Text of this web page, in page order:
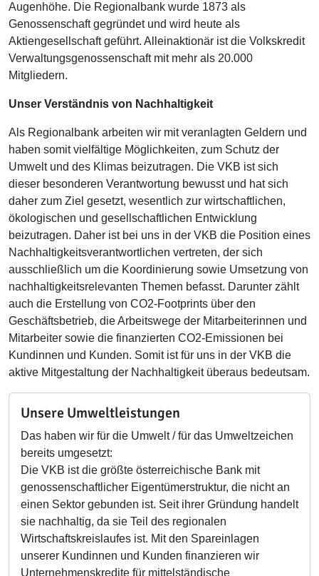
Augenhöhe. Die Regionalbank wurde 1873 als
Genossenschaft gegründet und wird heute als
Aktiengesellschaft geführt. Alleinaktionär ist die Volkskredit
Verwaltungsgenossenschaft mit mehr als 20.000
Mitgliedern.
Unser Verständnis von Nachhaltigkeit
Als Regionalbank arbeiten wir mit veranlagten Geldern und
haben somit vielfältige Möglichkeiten, zum Schutz der
Umwelt und des Klimas beizutragen. Die VKB ist sich
dieser besonderen Verantwortung bewusst und hat sich
daher zum Ziel gesetzt, wesentlich zur wirtschaftlichen,
ökologischen und gesellschaftlichen Entwicklung
beizutragen. Daher ist bei uns in der VKB die Position eines
Nachhaltigkeitsverantwortlichen vertreten, der sich
ausschließlich um die Koordinierung sowie Umsetzung von
nachhaltigkeitsrelevanten Themen befasst. Darunter zählt
auch die Erstellung von CO2-Footprints über den
Geschäftsbetrieb, die Arbeitswege der Mitarbeiterinnen und
Mitarbeiter sowie die finanzierten CO2-Emissionen bei
Kundinnen und Kunden. Somit ist für uns in der VKB die
aktive Mitgestaltung der Nachhaltigkeit überaus bedeutsam.
Unsere Umweltleistungen
Das haben wir für die Umwelt / für das Umweltzeichen
bereits umgesetzt:
Die VKB ist die größte österreichische Bank mit
genossenschaftlicher Eigentümerstruktur, die nicht an
einen Sektor gebunden ist. Seit ihrer Gründung handelt
sie nachhaltig, da sie Teil des regionalen
Wirtschaftskreislaufes ist. Mit den Spareinlagen
unserer Kundinnen und Kunden finanzieren wir
Unternehmenskredite für mittelständische